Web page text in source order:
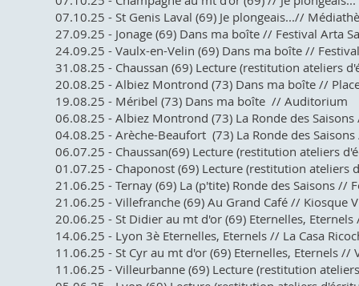
07.10.25 - St Genis Laval (69) Je plongeais...//
27.09.25 - Jonage (69) Dans ma boîte // Festival Arta
24.09.25 - Vaulx-en-Velin (69) Dans ma boîte //
31.08.25 - Chaussan (69) Lecture (restitution ateliers
20.08.25 - Albiez Montrond (73) Dans ma boîte //
19.08.25 - Méribel (73) Dans ma boîte // Auditorium
06.08.25 - Albiez Montrond (73) La Ronde des
04.08.25 - Arèche-Beaufort (73) La Ronde des
06.07.25 - Chaussan(69) Lecture (restitution ateliers
01.07.25 - Chaponost (69) Lecture (restitution ateliers
21.06.25 - Ternay (69) La (p'tite) Ronde des Saisons //
21.06.25 - Villefranche (69) Au Grand Café // Kiosque
20.06.25 - St Didier au mt d'or (69) Eternelles, Eternels
14.06.25 - Lyon 3è Eternelles, Eternels // La Casa
11.06.25 - St Cyr au mt d'or (69) Eternelles, Eternels //
11.06.25 - Villeurbanne (69) Lecture (restitution